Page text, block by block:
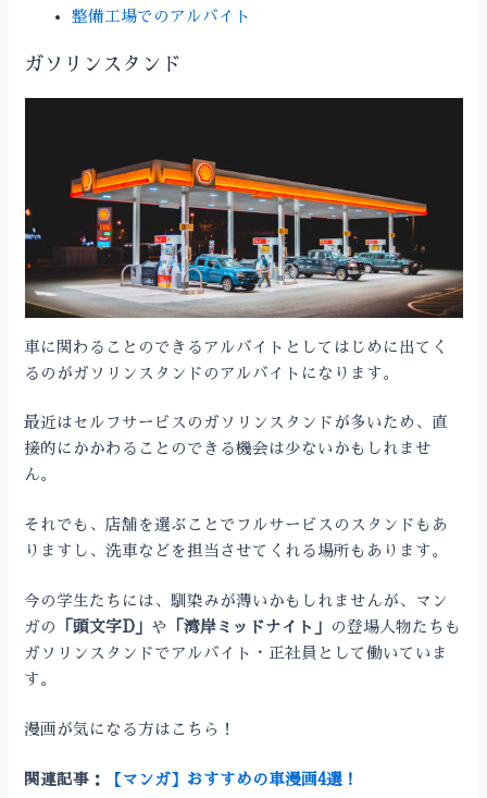
整備工場でのアルバイト
ガソリンスタンド
車に関わることのできるアルバイトとしてはじめに出てく
るのがガソリンスタンドのアルバイトになります。
最近はセルフサービスのガソリンスタンドが多いため、直
接的にかかわることのできる機会は少ないかもしれませ
ん。
それでも、店舗を選ぶことでフルサービスのスタンドもあ
りますし、洗車などを担当させてくれる場所もあります。
今の学生たちには、馴染みが薄いかもしれませんが、マン
ガの
「頭文字D」 や 「湾岸ミッドナイト」
の登場人物たちも
ガソリンスタンドでアルバイト・正社員として働いていま
す。
漫画が気になる方はこちら！
関連記事： 【マンガ】おすすめの車漫画4選！